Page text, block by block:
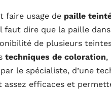
faire usage de paille
faut dire que la paille
de plusieurs
techniques de coloration,
le spécialiste, d’une
assez efficaces et